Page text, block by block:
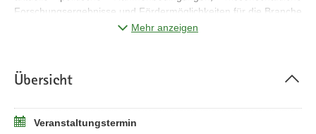
Forschungsergebnisse und Fördermöglichkeiten für die Branche
im Fokus. Vor dem Hintergrund alternder Anlagen und
der Fachaustausch untereinander runden das Programm ab.
Biogaserzeugung, Anlagenbetreiber, Behörden, Fachleute und
Interessierte der Branche.
Mehr anzeigen
Übersicht
Veranstaltungstermin